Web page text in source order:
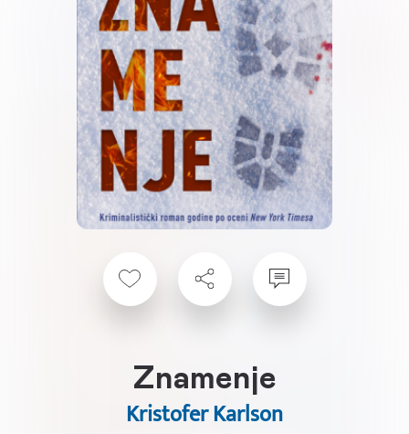
Znamenje
Kristofer Karlson